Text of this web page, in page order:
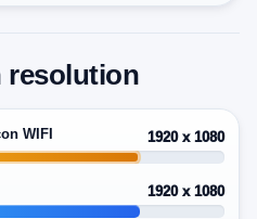
resolution
WIFI 1920 x 1080
1920 x 1080